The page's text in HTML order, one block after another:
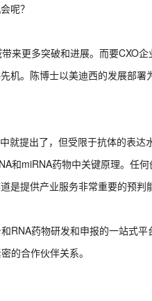
呢？
来更多突破和进展。而要CXO
机。陈博士以美迪西的发展部
就提出了，但受限于抗体的表
和miRNA药物中关键原理。任
是提供产业服务非常重要的预判
RNA药物研发和申报的一站式
的合作伙伴关系。